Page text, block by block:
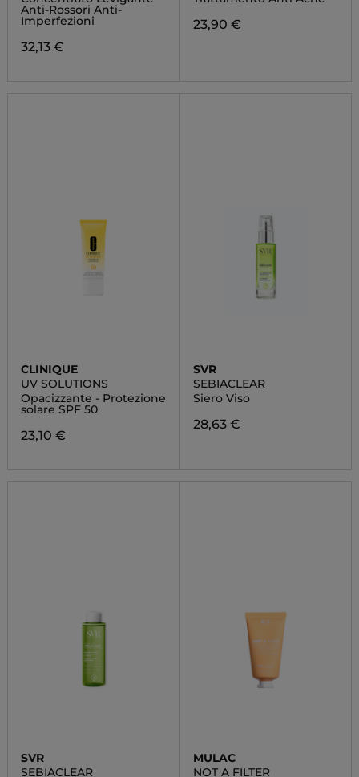
Anti-Rossori Anti-
Imperfezioni
32,13 €
23,90 €
CLINIQUE
UV SOLUTIONS
Opacizzante - Protezione
solare SPF 50
23,10 €
SVR
SEBIACLEAR
Siero Viso
28,63 €
SVR
SEBIACLEAR
MULAC
NOT A FILTER